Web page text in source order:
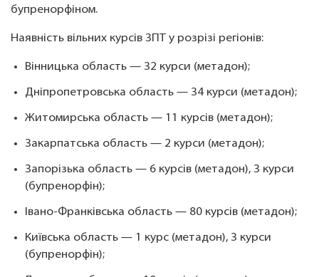
бупренорфіном.
Наявність вільних курсів ЗПТ у розрізі регіонів:
Вінницька область — 32 курси (метадон);
Дніпропетровська область — 34 курси (метадон);
Житомирська область — 11 курсів (метадон);
Закарпатська область — 2 курси (метадон);
Запорізька область — 6 курсів (метадон), 3 курси
(бупренорфін);
Івано-Франківська область — 80 курсів (метадон);
Київська область — 1 курс (метадон), 3 курси
(бупренорфін);